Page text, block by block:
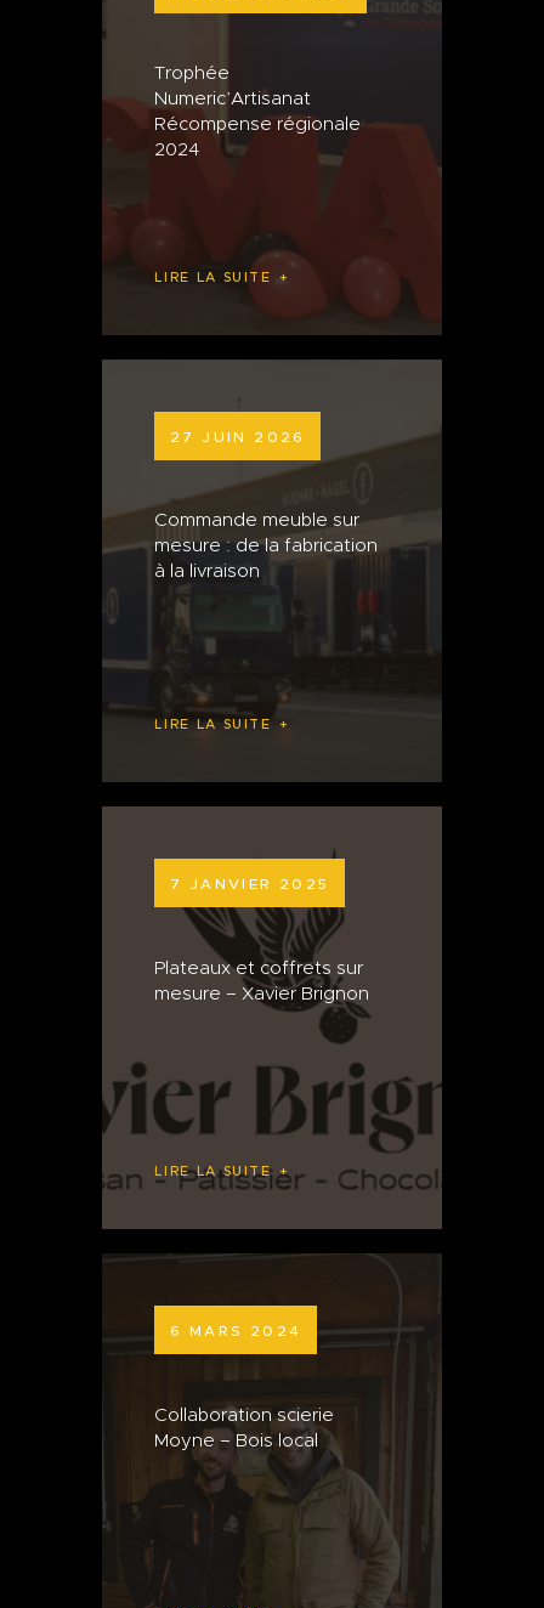
Trophée
Numeric’Artisanat
Récompense régionale
2024
LIRE LA SUITE
27 JUIN 2026
Commande meuble sur
mesure : de la fabrication
à la livraison
LIRE LA SUITE
7 JANVIER 2025
Plateaux et coffrets sur
mesure – Xavier Brignon
LIRE LA SUITE
6 MARS 2024
Collaboration scierie
Moyne – Bois local